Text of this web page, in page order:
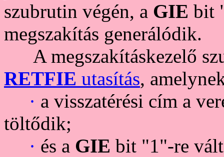
szubrutin végén, a GIE bit
megszakítás generálódik.
A megszakításkezelő
RETFIE utasítás,
· a visszatérési cím a
töltődik;
· és a GIE bit "1"-re